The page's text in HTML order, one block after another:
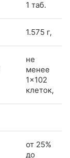
1 таб.
1.575 г,
не
менее
1×102
клеток,
от 25%
до